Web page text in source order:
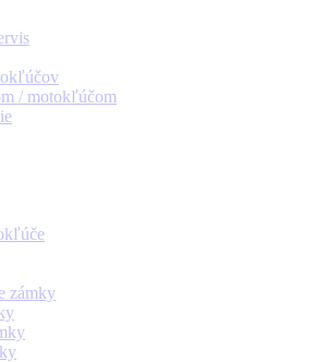
/ motokľúčom
zámky